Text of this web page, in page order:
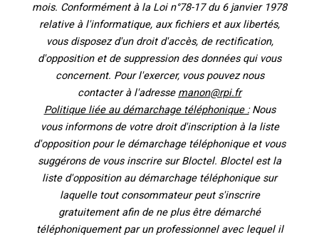
mois. Conformément à la Loi n°78-17 du 6 janvier 1978
relative à l'informatique, aux fichiers et aux libertés,
vous disposez d'un droit d'accès, de rectification,
d'opposition et de suppression des données qui vous
concernent. Pour l'exercer, vous pouvez nous
contacter à l'adresse manon@rpi.fr
Politique liée au démarchage téléphonique :Nous
vous informons de votre droit d'inscription à la liste
d'opposition pour le démarchage téléphonique et vous
suggérons de vous inscrire sur Bloctel. Bloctel est la
liste d'opposition au démarchage téléphonique sur
laquelle tout consommateur peut s'inscrire
gratuitement afin de ne plus être démarché
téléphoniquement par un professionnel avec lequel il